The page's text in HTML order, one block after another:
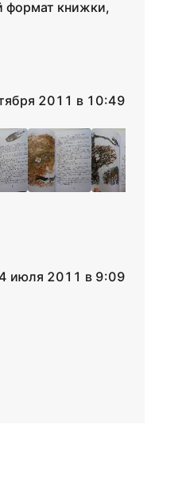
формат книжки,
2011 в 10:49
июля 2011 в 9:09